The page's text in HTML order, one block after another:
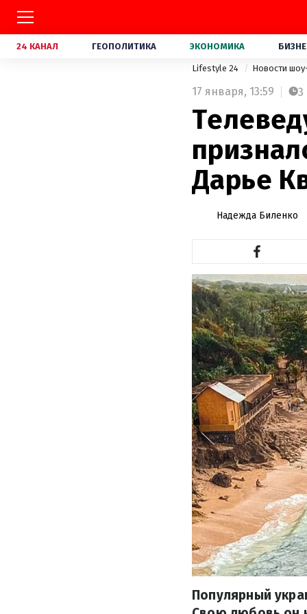
24 КАНАЛ ГЕОПОЛИТИКА ЭКОНОМИКА
Lifestyle 24 Новости
17 января, 13:59 3
Дарье
Надежда Биленко
Популярный